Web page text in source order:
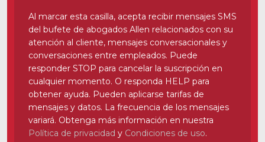
Charlottesville, VA
Chesterfield, VA
Fredericksburg, VA
Stafford, VA
Petersburg, VA
Al marcar esta casilla, acepta recibir mensajes SMS
del bufete de abogados Allen relacionados con su
atención al cliente, mensajes conversacionales y
conversaciones entre empleados. Puede
responder STOP para cancelar la suscripción en
cualquier momento. O responda HELP para
obtener ayuda. Pueden aplicarse tarifas de
mensajes y datos. La frecuencia de los mensajes
variará. Obtenga más información en nuestra
Política de privacidad y Condiciones de uso.